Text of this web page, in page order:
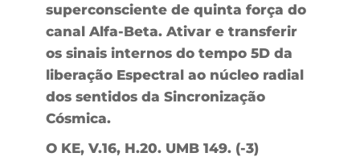
superconsciente de quinta força do
canal Alfa-Beta. Ativar e transferir
os sinais internos do tempo 5D da
liberação Espectral ao núcleo radial
dos sentidos da Sincronização
Cósmica.
O KE, V.16, H.20. UMB 149. (-3)